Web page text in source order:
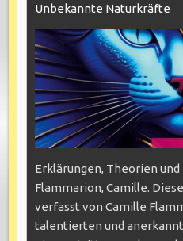
Unbekannte Naturkräfte
Erklärungen, Theorien
Flammarion, Camille.
verfasst von Camille
talentierten und